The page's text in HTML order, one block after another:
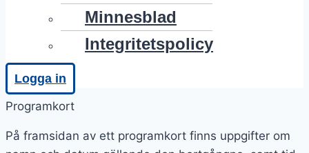
Minnesblad
Integritetspolicy
Logga in
Programkort
På framsidan av ett programkort finns uppgifter om